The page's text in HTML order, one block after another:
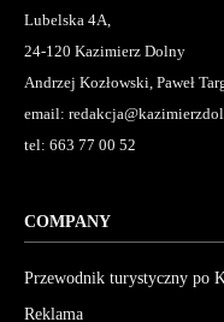
Lubelska 4A,
24-120 Kazimierz Dolny
Andrzej Kozłowski, Paweł
email:
tel: 663 77 00 52
COMPANY
Przewodnik turystyczny po
Reklama